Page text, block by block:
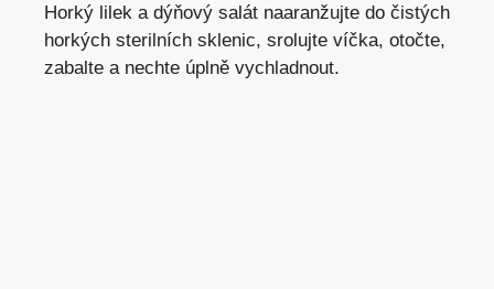
Horký lilek a dýňový salát naaranžujte do čistých
horkých sterilních sklenic, srolujte víčka, otočte,
zabalte a nechte úplně vychladnout.